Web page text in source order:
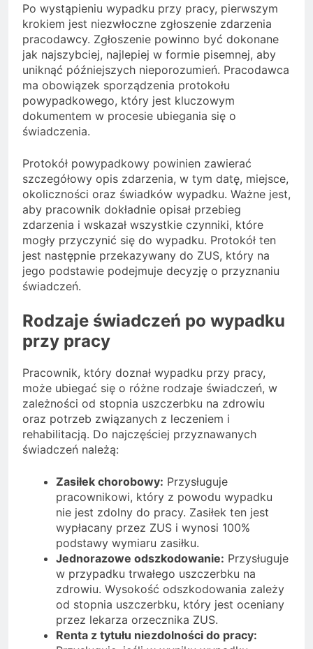
Po wystąpieniu wypadku przy pracy, pierwszym
krokiem jest niezwłoczne zgłoszenie zdarzenia
pracodawcy. Zgłoszenie powinno być dokonane
jak najszybciej, najlepiej w formie pisemnej, aby
uniknąć późniejszych nieporozumień. Pracodawca
ma obowiązek sporządzenia protokołu
powypadkowego, który jest kluczowym
dokumentem w procesie ubiegania się o
świadczenia.
Protokół powypadkowy powinien zawierać
szczegółowy opis zdarzenia, w tym datę, miejsce,
okoliczności oraz świadków wypadku. Ważne jest,
aby pracownik dokładnie opisał przebieg
zdarzenia i wskazał wszystkie czynniki, które
mogły przyczynić się do wypadku. Protokół ten
jest następnie przekazywany do ZUS, który na
jego podstawie podejmuje decyzję o przyznaniu
świadczeń.
Rodzaje świadczeń po wypadku
przy pracy
Pracownik, który doznał wypadku przy pracy,
może ubiegać się o różne rodzaje świadczeń, w
zależności od stopnia uszczerbku na zdrowiu
oraz potrzeb związanych z leczeniem i
rehabilitacją. Do najczęściej przyznawanych
świadczeń należą:
Zasiłek chorobowy: Przysługuje
pracownikowi, który z powodu wypadku
nie jest zdolny do pracy. Zasiłek ten jest
wypłacany przez ZUS i wynosi 100%
podstawy wymiaru zasiłku.
Jednorazowe odszkodowanie: Przysługuje
w przypadku trwałego uszczerbku na
zdrowiu. Wysokość odszkodowania zależy
od stopnia uszczerbku, który jest oceniany
przez lekarza orzecznika ZUS.
Renta z tytułu niezdolności do pracy: